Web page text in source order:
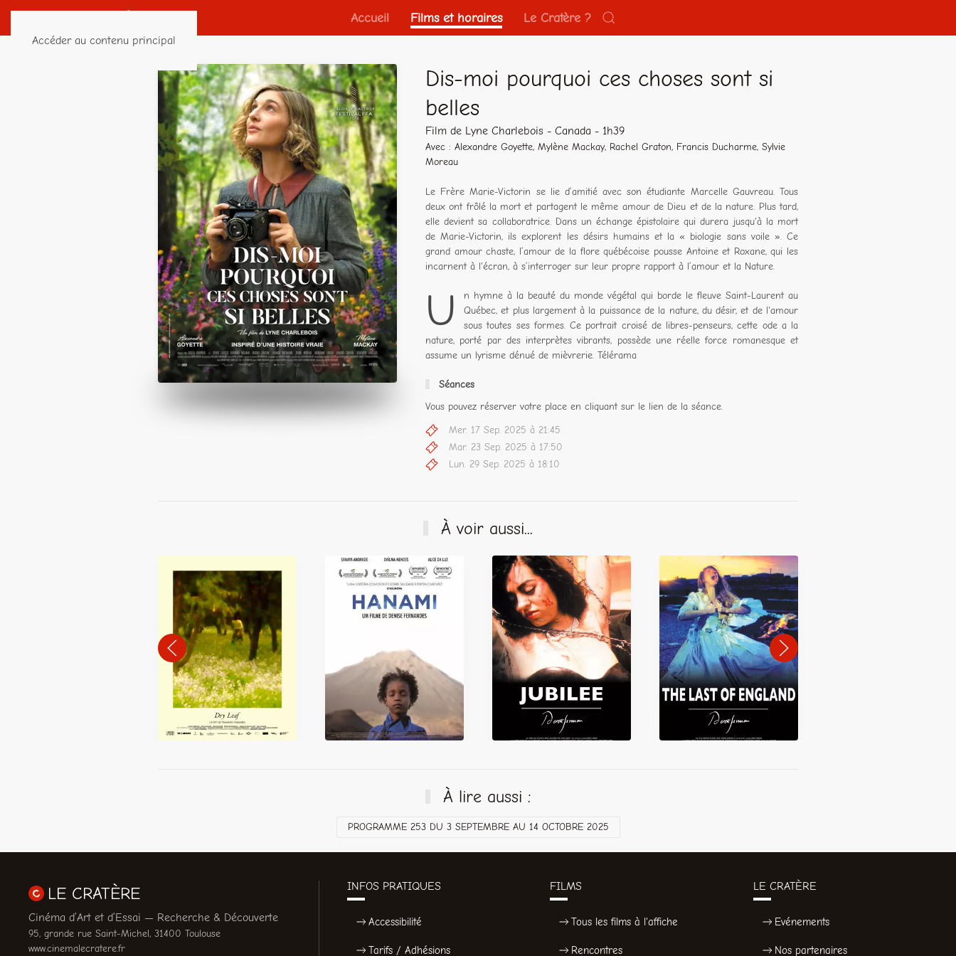
Accéder au contenu principal
Accueil Films et horaires Le Cratère ?
Dis-moi pourquoi ces choses sont si
belles
Film de Lyne Charlebois - Canada - 1h39
Avec : Alexandre Goyette, Mylène Mackay, Rachel Graton, Francis Ducharme, Sylvie
Moreau
Le Frère Marie-Victorin se lie d’amitié avec son étudiante Marcelle Gauvreau. Tous
deux ont frôlé la mort et partagent le même amour de Dieu et de la nature. Plus tard,
elle devient sa collaboratrice. Dans un échange épistolaire qui durera jusqu'à la mort
de Marie-Victorin, ils explorent les désirs humains et la « biologie sans voile ». Ce
grand amour chaste, l’amour de la flore québécoise pousse Antoine et Roxane, qui les
incarnent à l'écran, à s’interroger sur leur propre rapport à l’amour et la Nature.
U
n hymne à la beauté du monde végétal qui borde le fleuve Saint-Laurent au
Québec, et plus largement à la puissance de la nature, du désir, et de l'amour
sous toutes ses formes. Ce portrait croisé de libres-penseurs, cette ode a la
nature, porté par des interprètes vibrants, possède une réelle force romanesque et
assume un lyrisme dénué de mièvrerie. Télérama
Séances
Vous pouvez réserver votre place en cliquant sur le lien de la séance.
Mer. 17 Sep. 2025 à 21:45
Mar. 23 Sep. 2025 à 17:50
Lun. 29 Sep. 2025 à 18:10
À voir aussi...
À lire aussi :
PROGRAMME 253 DU 3 SEPTEMBRE AU 14 OCTOBRE 2025
LE CRATÈRE
Cinéma d’Art et d’Essai — Recherche & Découverte
95, grande rue Saint-Michel, 31400 Toulouse
www.cinemalecratere.fr
INFOS PRATIQUES
Accessibilité
Tarifs / Adhésions
FILMS
Tous les films à l'affiche
Rencontres
LE CRATÈRE
Evénements
Nos partenaires